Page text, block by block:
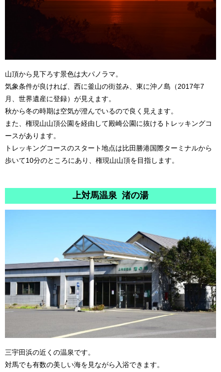
山頂から見下ろす景色は大パノラマ。
気象条件が良ければ、西に釜山の街並み、東に沖ノ島（2017年7
月、世界遺産に登録）が見えます。
秋から冬の時期は空気が澄んでいるので良く見えます。
また、権現山山頂公園を経由して殿崎公園に抜けるトレッキングコ
ースがあります。
トレッキングコースのスタート地点は比田勝港国際ターミナルから
歩いて10分のところにあり、権現山山頂を目指します。
上対馬温泉 渚の湯
三宇田浜の近くの温泉です。
対馬でも有数の美しい海を見ながら入浴できます。